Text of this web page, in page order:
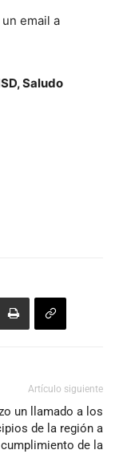
email a
Saludo
Artículo siguiente
un llamado a los
de la región a
de la